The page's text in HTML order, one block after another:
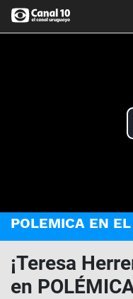
POLEMICA EN
¡Teresa
en